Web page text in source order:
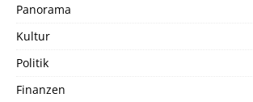
Panorama
Kultur
Politik
Finanzen